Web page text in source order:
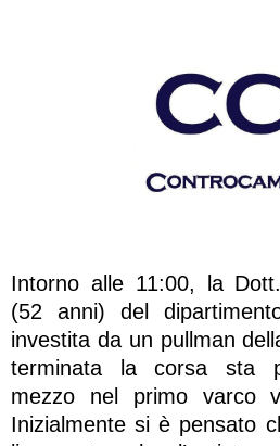
Intorno alle 11:00, la
(52 anni) del
investita da un pullman
terminata la corsa sta
mezzo nel primo varco
Inizialmente si è pensato